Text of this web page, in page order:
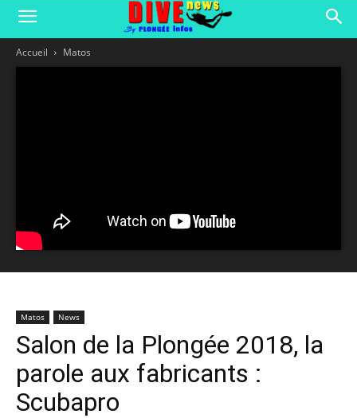
Accueil Matos
Matos News
Salon de la Plongée 2018, la
parole aux fabricants :
Scubapro